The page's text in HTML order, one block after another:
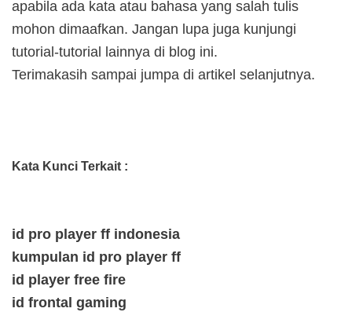
apabila ada kata atau bahasa yang salah tulis
mohon dimaafkan. Jangan lupa juga kunjungi
tutorial-tutorial lainnya di blog ini.
Terimakasih sampai jumpa di artikel selanjutnya.
Kata Kunci Terkait :
id pro player ff indonesia
kumpulan id pro player ff
id player free fire
id frontal gaming